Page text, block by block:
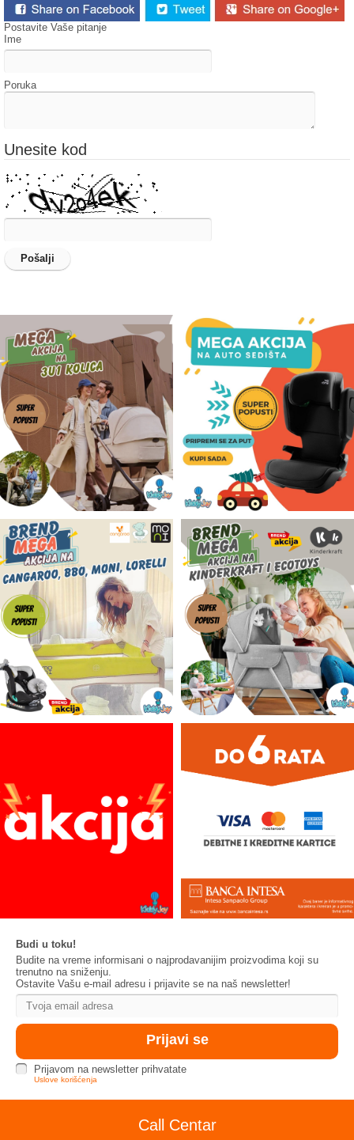
Postavite Vaše pitanje
Ime
Poruka
Unesite kod
Budi u toku!
Budite na vreme informisani o najprodavanijim proizvodima koji su
trenutno na sniženju.
Ostavite Vašu e-mail adresu i prijavite se na naš newsletter!
Prijavom na newsletter prihvatate
Uslove korišćenja
Call Centar